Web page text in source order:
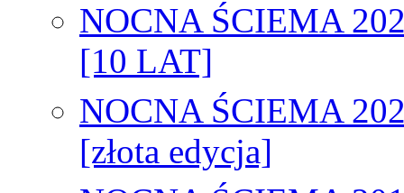
NOCNA ŚCIEMA
[10 LAT]
NOCNA ŚCIEMA
[złota edycja]